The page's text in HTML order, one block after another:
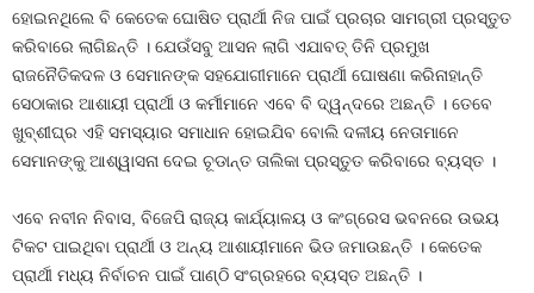
ହୋଇନଥିଲେ ବି କେତେକ ଘୋଷିତ ପ୍ରାର୍ଥୀ ନିଜ ପାଇଁ ପ୍ରଚାର ସାମଗ୍ରୀ ପ୍ରସ୍ତୁତ
କରିବାରେ ଲାଗିଛନ୍ତି । ଯେଉଁସବୁ ଆସନ ଲାଗି ଏଯାବତ୍‍ ତିନି ପ୍ରମୁଖ
ରାଜନୈତିକଦଳ ଓ ସେମାନଙ୍କ ସହଯୋଗୀମାନେ ପ୍ରାର୍ଥୀ ଘୋଷଣା କରିନାହାନ୍ତି
ସେଠାକାର ଆଶାୟୀ ପ୍ରାର୍ଥୀ ଓ କର୍ମୀମାନେ ଏବେ ବି ଦ୍ୱନ୍ଦରେ ଅଛନ୍ତି । ତେବେ
ଖୁବ୍‍ଶୀଘ୍ର ଏହି ସମସ୍ୟାର ସମାଧାନ ହୋଇଯିବ ବୋଲି ଦଳୀୟ ନେତାମାନେ
ସେମାନଙ୍କୁ ଆଶ୍ୱାସନା ଦେଇ ଚୂଡାନ୍ତ ତାଲିକା ପ୍ରସ୍ତୁତ କରିବାରେ ବ୍ୟସ୍ତ ।
ଏବେ ନବୀନ ନିବାସ, ବିଜେପି ରାଜ୍ୟ କାର୍ଯ୍ୟାଳୟ ଓ କଂଗ୍ରେସ ଭବନରେ ଉଭୟ
ଟିକଟ ପାଇଥିବା ପ୍ରାର୍ଥୀ ଓ ଅନ୍ୟ ଆଶାୟୀମାନେ ଭିଡ ଜମାଉଛନ୍ତି । କେତେକ
ପ୍ରାର୍ଥୀ ମଧ୍ୟ ନିର୍ବାଚନ ପାଇଁ ପାଣ୍ଠି ସଂଗ୍ରହରେ ବ୍ୟସ୍ତ ଅଛନ୍ତି ।